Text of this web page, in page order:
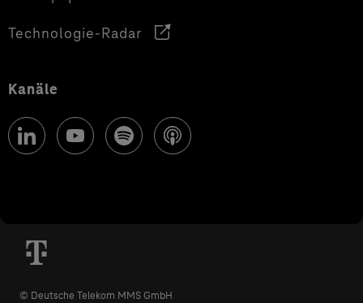
Technologie-Radar
Kanäle
© Deutsche Telekom MMS GmbH